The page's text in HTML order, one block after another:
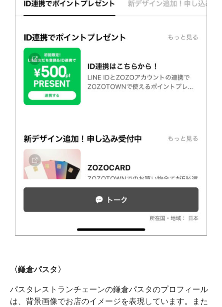
〈鎌倉パスタ〉
パスタレストランチェーンの鎌倉パスタのプロフィール
は、背景画像でお店のイメージを表現しています。また